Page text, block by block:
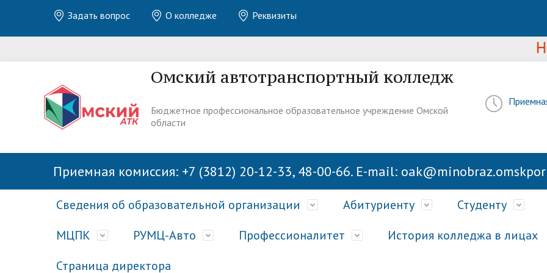
Задать вопрос О колледже Реквизиты
Омский автотранспортный колледж
Бюджетное профессиональное образовательное учреждение Омской
области
Приемная комиссия: +7 (3812) 20-12-33, 48-00-66. E-mail:
Сведения об образовательной организации Абитуриенту Студенту
МЦПК РУМЦ-Авто Профессионалитет
История колледжа в лицах
Страница директора